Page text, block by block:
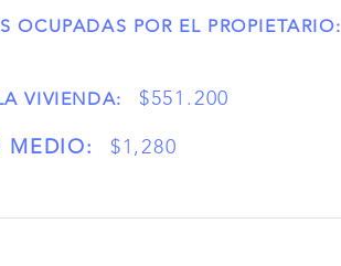
OCUPADAS POR EL PROPIETARIO:
VIVIENDA:
$551.200
MEDIO:
$1,280